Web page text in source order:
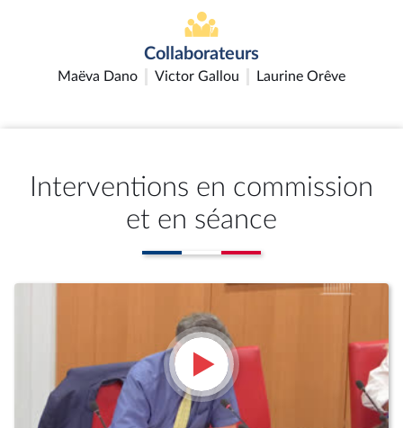
Collaborateurs
Maëva Dano Victor Gallou Laurine Orêve
Interventions en commission
et en séance